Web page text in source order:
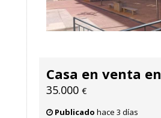
Casa en venta
35.000 €
Publicado hace 3 días